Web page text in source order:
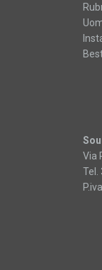
Via
Tel.